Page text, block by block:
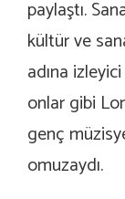
paylaştı.
kültür ve
adına
onlar gibi
genç
omuzaydı.